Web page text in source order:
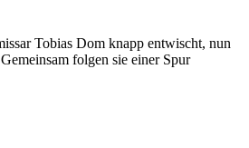
Tobias Dom knapp entwischt, nun
folgen sie einer Spur